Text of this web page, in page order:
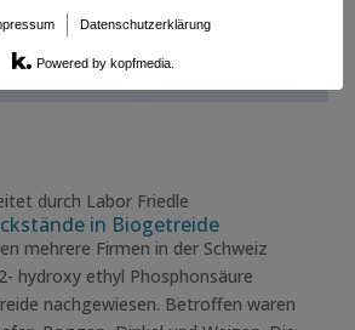
Powered by kopfmedia.
Datenschutzerklärung
durch Labor Friedle
in Biogetreide
mehrere Firmen in der Schweiz
hydroxy ethyl Phosphonsäure
nachgewiesen. Betroffen waren